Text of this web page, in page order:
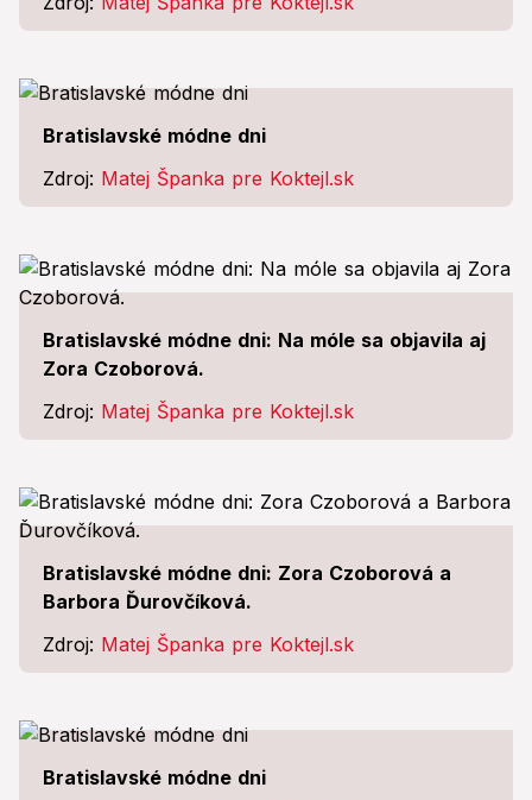
Bratislavské módne dni
Zdroj: Matej Španka pre Koktejl.sk
Bratislavské módne dni: Na móle sa objavila aj
Zora Czoborová.
Zdroj: Matej Španka pre Koktejl.sk
Bratislavské módne dni: Zora Czoborová a
Barbora Ďurovčíková.
Zdroj: Matej Španka pre Koktejl.sk
Bratislavské módne dni